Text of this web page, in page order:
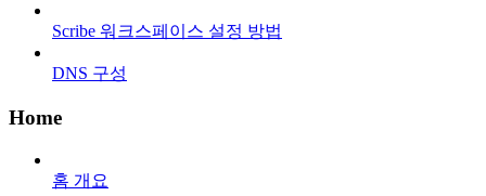
Scribe 워크스페이스 설정 방법
DNS 구성
Home
홈 개요